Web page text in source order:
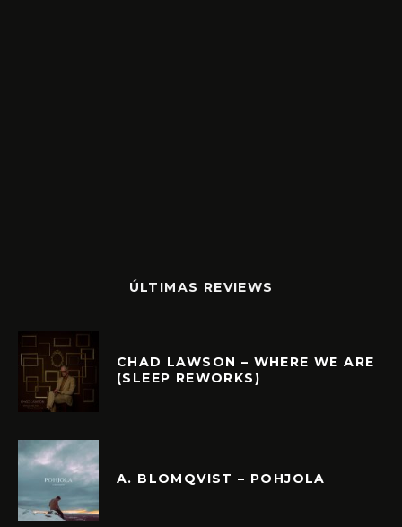
ÚLTIMAS REVIEWS
CHAD LAWSON – WHERE WE ARE
(SLEEP REWORKS)
A. BLOMQVIST – POHJOLA